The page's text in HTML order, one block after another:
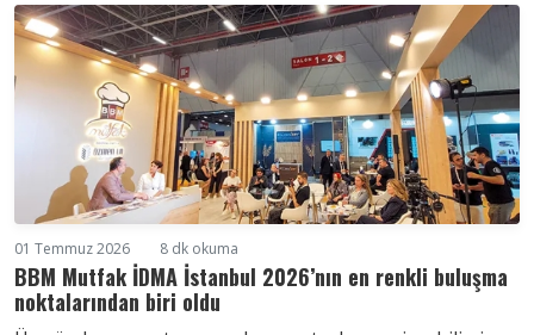
01 Temmuz 2026 8 dk okuma
BBM Mutfak İDMA İstanbul 2026’nın en renkli buluşma
noktalarından biri oldu